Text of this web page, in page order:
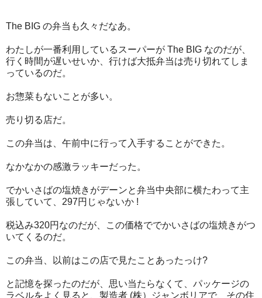
The BIG の弁当も久々だなあ。
わたしが一番利用しているスーパーが The BIG なのだが、
行く時間が遅いせいか、行けば大抵弁当は売り切れてしま
っているのだ。
お惣菜もないことが多い。
売り切る店だ。
この弁当は、午前中に行って入手することができた。
なかなかの感激ラッキーだった。
でかいさばの塩焼きがデーンと弁当中央部に横たわって主
張していて、297円じゃないか !
税込み320円なのだが、この価格ででかいさばの塩焼きがつ
いてくるのだ。
この弁当、以前はこの店で見たことあったっけ?
と記憶を探ったのだが、思い当たらなくて、パッケージの
ラベルをよく見ると、製造者 (株）ジャンボリアで、その住